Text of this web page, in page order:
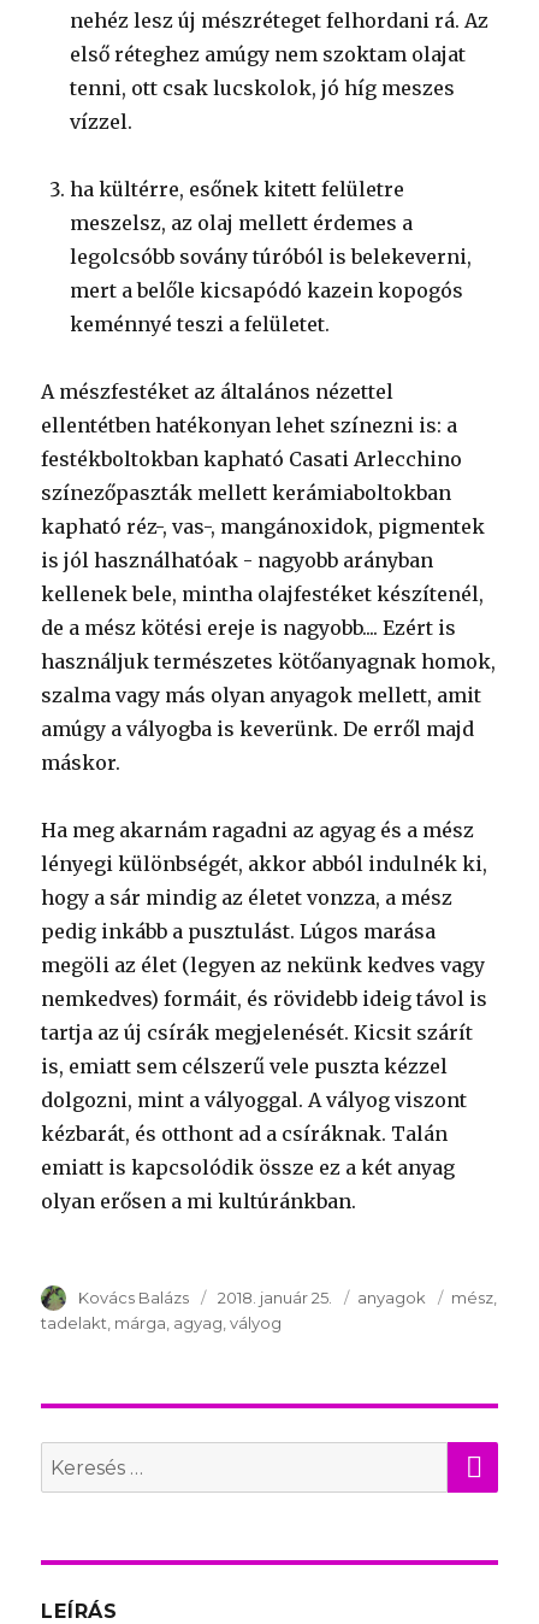
nehéz lesz új mészréteget felhordani rá. Az
első réteghez amúgy nem szoktam olajat
tenni, ott csak lucskolok, jó híg meszes
vízzel.
ha kültérre, esőnek kitett felületre
meszelsz, az olaj mellett érdemes a
legolcsóbb sovány túróból is belekeverni,
mert a belőle kicsapódó kazein kopogós
keménnyé teszi a felületet.
A mészfestéket az általános nézettel
ellentétben hatékonyan lehet színezni is: a
festékboltokban kapható Casati Arlecchino
színezőpaszták mellett kerámiaboltokban
kapható réz-, vas-, mangánoxidok, pigmentek
is jól használhatóak - nagyobb arányban
kellenek bele, mintha olajfestéket készítenél,
de a mész kötési ereje is nagyobb.... Ezért is
használjuk természetes kötőanyagnak homok,
szalma vagy más olyan anyagok mellett, amit
amúgy a vályogba is keverünk. De erről majd
máskor.
Ha meg akarnám ragadni az agyag és a mész
lényegi különbségét, akkor abból indulnék ki,
hogy a sár mindig az életet vonzza, a mész
pedig inkább a pusztulást. Lúgos marása
megöli az élet (legyen az nekünk kedves vagy
nemkedves) formáit, és rövidebb ideig távol is
tartja az új csírák megjelenését. Kicsit szárít
is, emiatt sem célszerű vele puszta kézzel
dolgozni, mint a vályoggal. A vályog viszont
kézbarát, és otthont ad a csíráknak. Talán
emiatt is kapcsolódik össze ez a két anyag
olyan erősen a mi kultúránkban.
Szerző
Kovács Balázs Publikálva
2018. január 25. Témakör
anyagok
mész
tadelakt márga agyag vályog
Search
for:
LEÍRÁS